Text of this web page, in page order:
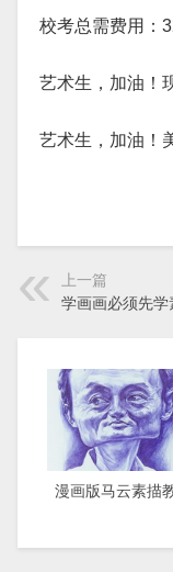
校考总需费用：
艺术生，加油！
艺术生，加油！
上一篇
学画画必须先学
漫画版马云素描